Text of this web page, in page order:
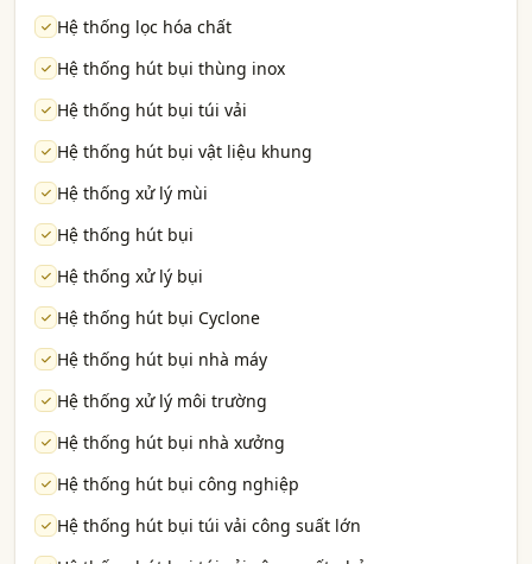
Hệ thống lọc hóa chất
Hệ thống hút bụi thùng inox
Hệ thống hút bụi túi vải
Hệ thống hút bụi vật liệu khung
Hệ thống xử lý mùi
Hệ thống hút bụi
Hệ thống xử lý bụi
Hệ thống hút bụi Cyclone
Hệ thống hút bụi nhà máy
Hệ thống xử lý môi trường
Hệ thống hút bụi nhà xưởng
Hệ thống hút bụi công nghiệp
Hệ thống hút bụi túi vải công suất lớn